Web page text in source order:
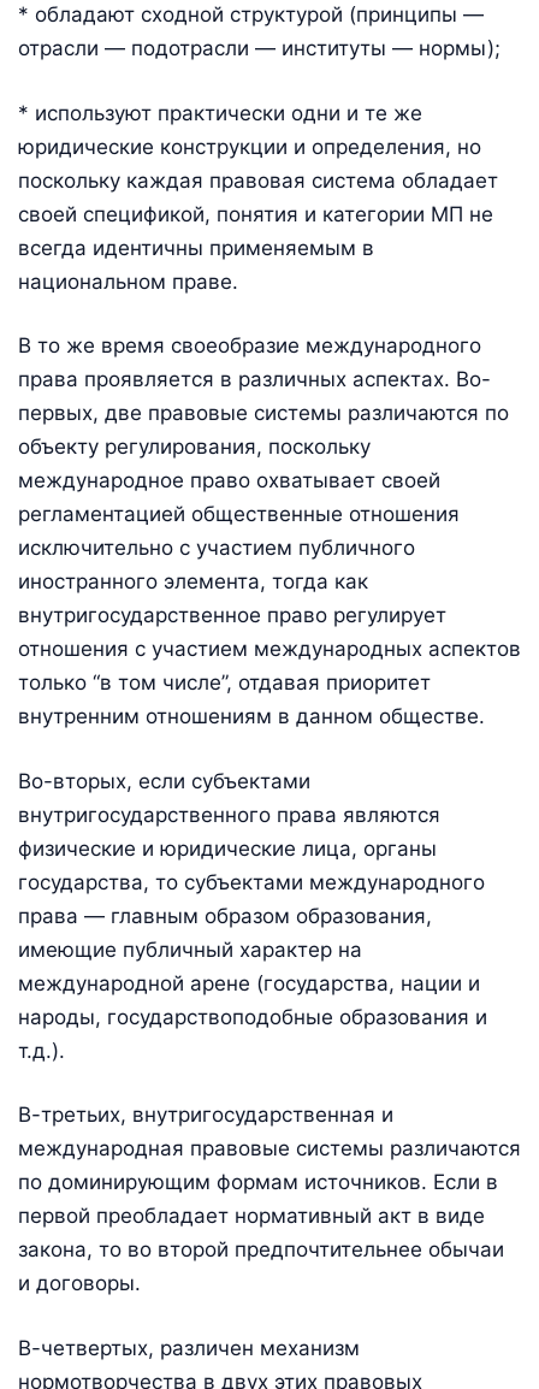
* обладают сходной структурой (принципы —
отрасли — подотрасли — институты — нормы);
* используют практически одни и те же
юридические конструкции и определения, но
поскольку каждая правовая система обладает
своей спецификой, понятия и категории МП не
всегда идентичны применяемым в
национальном праве.
В то же время своеобразие международного
права проявляется в различных аспектах. Во-
первых, две правовые системы различаются по
объекту регулирования, поскольку
международное право охватывает своей
регламентацией общественные отношения
исключительно с участием публичного
иностранного элемента, тогда как
внутригосударственное право регулирует
отношения с участием международных аспектов
только “в том числе”, отдавая приоритет
внутренним отношениям в данном обществе.
Во-вторых, если субъектами
внутригосударственного права являются
физические и юридические лица, органы
государства, то субъектами международного
права — главным образом образования,
имеющие публичный характер на
международной арене (государства, нации и
народы, государствоподобные образования и
т.д.).
В-третьих, внутригосударственная и
международная правовые системы различаются
по доминирующим формам источников. Если в
первой преобладает нормативный акт в виде
закона, то во второй предпочтительнее обычаи
и договоры.
В-четвертых, различен механизм
нормотворчества в двух этих правовых